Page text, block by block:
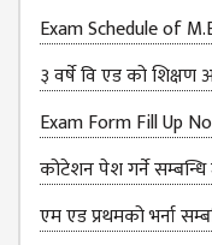
Exam Schedule of
३ वर्षे वि एड को शिक्षण
Exam Form Fill Up
कोटेशन पेश गर्ने
एम एड प्रथमको भर्ना